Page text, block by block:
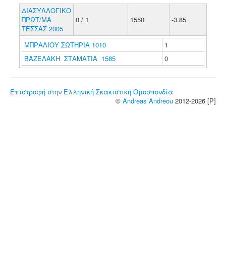
ΔΙΑΣΥΛΛΟΓΙΚΟ
ΠΡΩΤ/ΜΑ
ΤΕΣΣΑΣ 2005
0 / 1 1550 -3.85
ΜΠΡΑΛΙΟΥ ΣΩΤΗΡΙΑ 1010
1
ΒΑΖΕΛΑΚΗ ΣΤΑΜΑΤΙΑ 1585
0
Επιστροφή στην Ελληνική Σκακιστική Ομοσπονδία
© Andreas Andreou 2012-2026 [P]